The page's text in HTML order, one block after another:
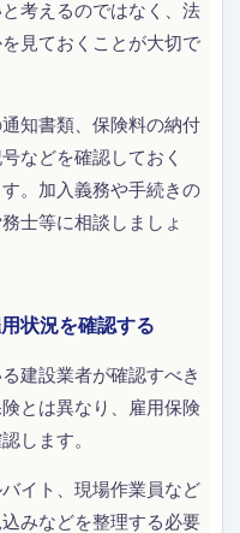
考えるのではなく、法
見ておくことが大切で
知書類、保険料の納付
などを確認しておく
。加入義務や手続きの
士等に相談しましょ
状況を確認する
建設業者が確認すべき
とは異なり、雇用保険
します。
イト、現場作業員など
みなどを整理する必要